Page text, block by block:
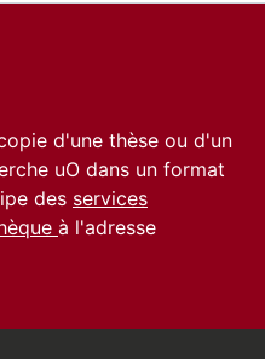
d'une thèse ou d'un
uO dans un format
des services
à l'adresse